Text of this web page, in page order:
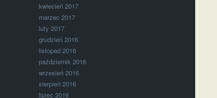
kwiecień 2017
marzec 2017
luty 2017
grudzień 2016
listopad 2016
październik 2016
wrzesień 2016
sierpień 2016
lipiec 2016